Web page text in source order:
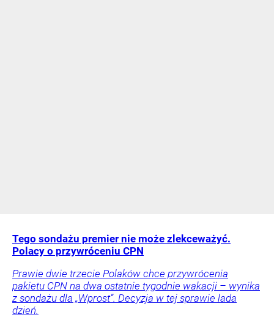
Tego sondażu premier nie może zlekceważyć.
Polacy o przywróceniu CPN
Prawie dwie trzecie Polaków chce przywrócenia
pakietu CPN na dwa ostatnie tygodnie wakacji – wynika
z sondażu dla „Wprost”. Decyzja w tej sprawie lada
dzień.